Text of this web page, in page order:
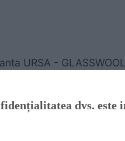
URSA -
dvs. este